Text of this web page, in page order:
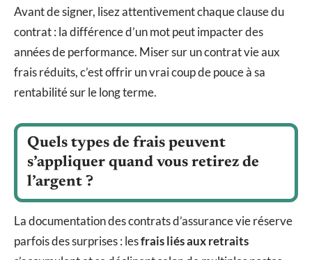
Avant de signer, lisez attentivement chaque clause du
contrat : la différence d’un mot peut impacter des
années de performance. Miser sur un contrat vie aux
frais réduits, c’est offrir un vrai coup de pouce à sa
rentabilité sur le long terme.
Quels types de frais peuvent
s’appliquer quand vous retirez de
l’argent ?
La documentation des contrats d’assurance vie réserve
parfois des surprises : lesfrais liés aux retraits